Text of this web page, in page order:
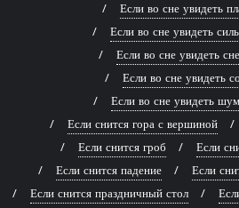
Если во сне увидеть
Если во сне увидеть
Если во сне увидеть
Если во сне увидеть
Если во сне увидеть
Если снится гора с вершиной
Если снится гроб
Если
Если снится падение
Если
Если снится праздничный стол